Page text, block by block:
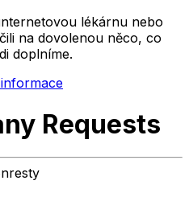
lékárnu nebo
na dovolenou něco, co
doplníme.
Requests